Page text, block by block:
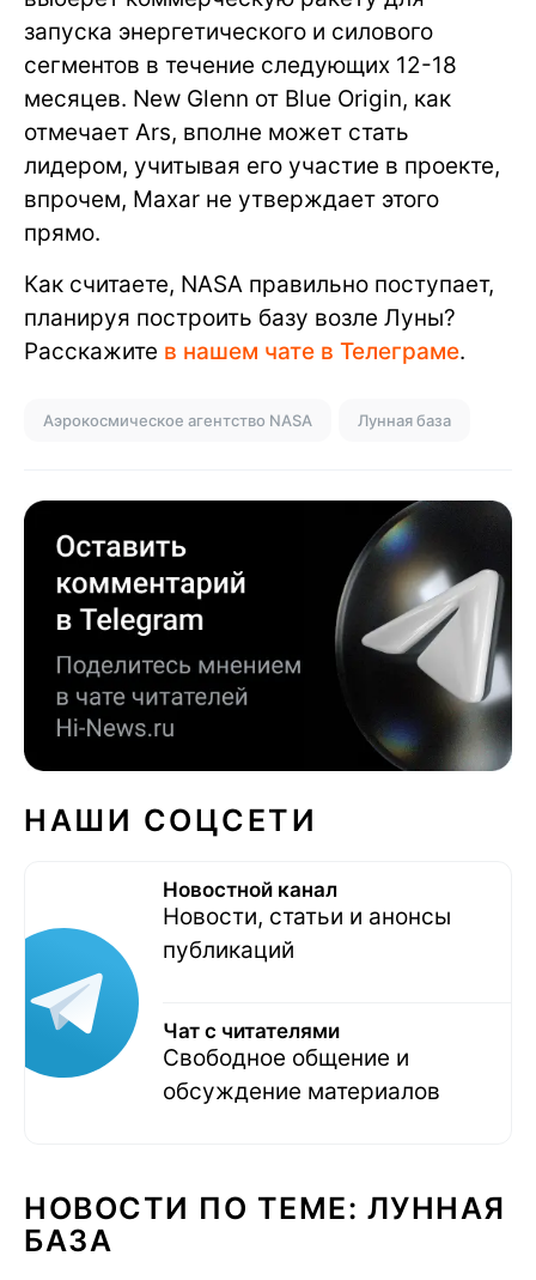
запуска энергетического и силового
сегментов в течение следующих 12-18
месяцев. New Glenn от Blue Origin, как
отмечает Ars, вполне может стать
лидером, учитывая его участие в проекте,
впрочем, Maxar не утверждает этого
прямо.
Как считаете, NASA правильно поступает,
планируя построить базу возле Луны?
Расскажите в нашем чате в Телеграме.
Аэрокосмическое агентство NASA Лунная база
НАШИ СОЦСЕТИ
Новостной канал
Новости, статьи и анонсы
публикаций
Чат с читателями
Свободное общение и
обсуждение материалов
НОВОСТИ ПО ТЕМЕ: ЛУННАЯ
БАЗА